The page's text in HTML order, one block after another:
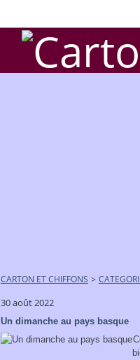
CARTON ET CHIFFONS >
30 août 2022
Un dimanche au pays basque